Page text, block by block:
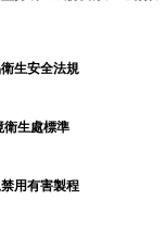
生安全法規
生處標準
用有害製程